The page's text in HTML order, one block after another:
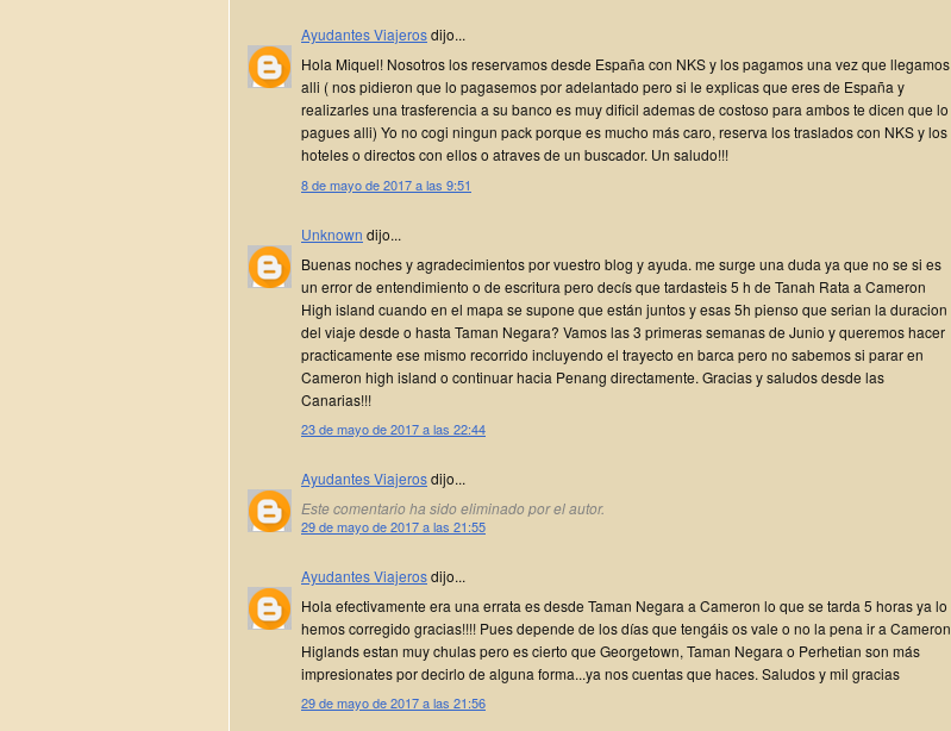
Ayudantes Viajerosdijo...
Hola Miquel! Nosotros los reservamos desde España con NKS y los pagamos una vez que llegamos
alli ( nos pidieron que lo pagasemos por adelantado pero si le explicas que eres de España y
realizarles una trasferencia a su banco es muy dificil ademas de costoso para ambos te dicen que lo
pagues alli) Yo no cogi ningun pack porque es mucho más caro, reserva los traslados con NKS y los
hoteles o directos con ellos o atraves de un buscador. Un saludo!!!
8 de mayo de 2017 a las 9:51
Unknown dijo...
Buenas noches y agradecimientos por vuestro blog y ayuda. me surge una duda ya que no se si es
un error de entendimiento o de escritura pero decís que tardasteis 5 h de Tanah Rata a Cameron
High island cuando en el mapa se supone que están juntos y esas 5h pienso que serian la duracion
del viaje desde o hasta Taman Negara? Vamos las 3 primeras semanas de Junio y queremos hacer
practicamente ese mismo recorrido incluyendo el trayecto en barca pero no sabemos si parar en
Cameron high island o continuar hacia Penang directamente. Gracias y saludos desde las
Canarias!!!
23 de mayo de 2017 a las 22:44
Ayudantes Viajerosdijo...
Este comentario ha sido eliminado por el autor.
29 de mayo de 2017 a las 21:55
Ayudantes Viajerosdijo...
Hola efectivamente era una errata es desde Taman Negara a Cameron lo que se tarda 5 horas ya lo
hemos corregido gracias!!!! Pues depende de los días que tengáis os vale o no la pena ir a Cameron
Higlands estan muy chulas pero es cierto que Georgetown, Taman Negara o Perhetian son más
impresionates por decirlo de alguna forma...ya nos cuentas que haces. Saludos y mil gracias
29 de mayo de 2017 a las 21:56